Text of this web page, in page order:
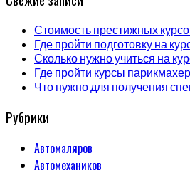
Стоимость престижных
Где пройти подготовку на
Сколько нужно учиться на
Где пройти курсы
Что нужно для получения
Рубрики
Автомаляров
Автомехаников